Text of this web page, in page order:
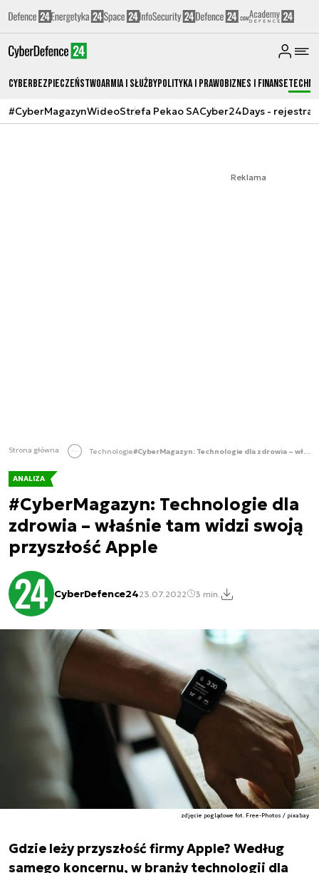
CyberbezpieczeństwoArmia i SłużbyPolityka i prawoBiznes i Finanse
#CyberMagazynWideoStrefa Pekao SACyber24Days -
Reklama
Strona główna Technologie #CyberMagazyn: Technologie dla zdrowia – właśnie tam widzi swoją przyszłość Apple
ANALIZA
#CyberMagazyn: Technologie dla
zdrowia – właśnie tam widzi swoją
przyszłość Apple
CyberDefence2423.07.2022 3 min.
zdjęcie poglądowe fot. Free-Photos / pixabay
Gdzie leży przyszłość firmy Apple? Według
samego koncernu, w branży technologii dla